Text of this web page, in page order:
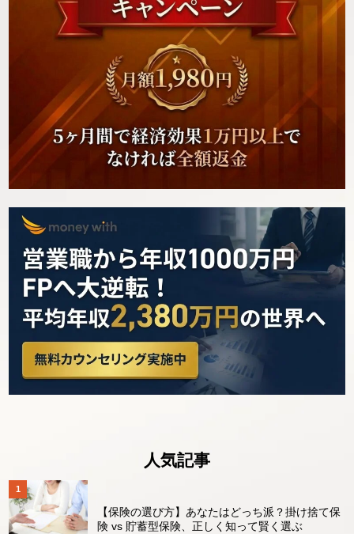
人気記事
【保険の選び方】あなたはどっち派？掛け捨て保
険 vs 貯蓄型保険、正しく知って賢く選ぶ